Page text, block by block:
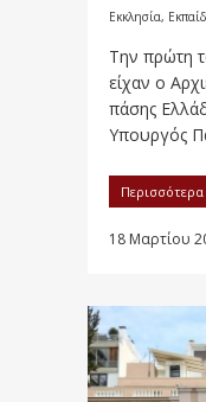
Εκκλησία,
Την πρώτη
είχαν ο
πάσης
Υπουργός
Περισσότερα
18 Μαρτίου